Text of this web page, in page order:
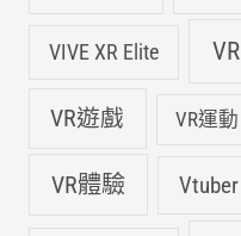
VIVE XR Elite VR
VR遊戲 VR運動
VR體驗 Vtuber